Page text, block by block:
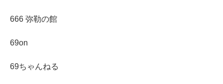
666 弥勒の館
69on
69ちゃんねる